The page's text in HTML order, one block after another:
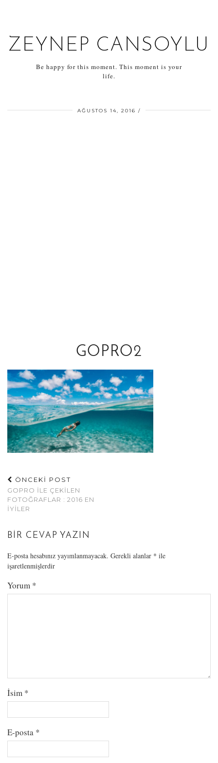
ZEYNEP CANSOYLU
Be happy for this moment. This moment is your
life.
AĞUSTOS 14, 2016
GOPRO2
ÖNCEKİ POST
GOPRO İLE ÇEKILEN
FOTOĞRAFLAR : 2016 EN
İYILER
BIR CEVAP YAZIN
E-posta hesabınız yayımlanmayacak. Gerekli alanlar * ile
işaretlenmişlerdir
Yorum *
İsim *
E-posta *